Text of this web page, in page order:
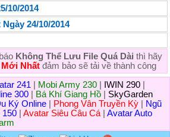
10/2014
24/10/2014
Không Thể Lưu File Quá Dài thì hãy
Nhất đảm bảo sẽ tải về thành công
241 Mobi Army 230 IWIN 290
300 Bá Khí Giang Hồ
SkyGarden
Ký Online Phong Vân Truyền Kỳ
Ngũ
150 Avatar Siêu Câu Cá
Avatar Auto